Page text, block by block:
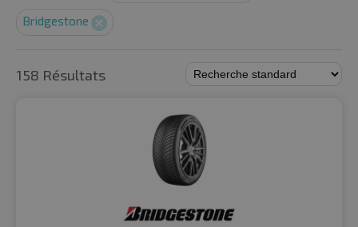
Bridgestone
158 Résultats